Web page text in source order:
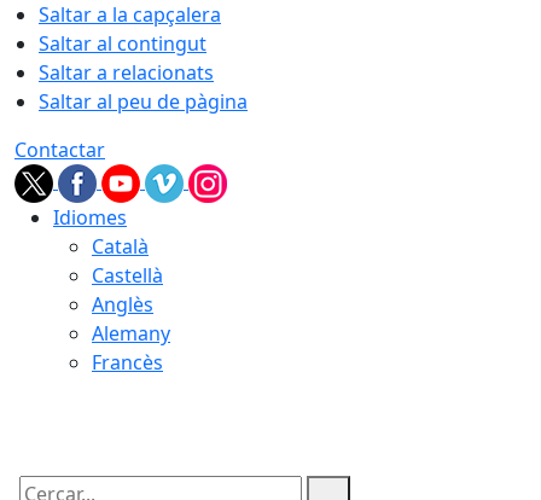
Saltar a la capçalera
Saltar al contingut
Saltar a relacionats
Saltar al peu de pàgina
Contactar
Idiomes
Català
Castellà
Anglès
Alemany
Francès